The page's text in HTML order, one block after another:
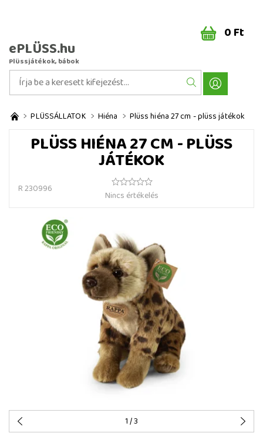
ePLÜSS.hu
Plüssjátékok, bábok
0 Ft
PLÜSSÁLLATOK Hiéna Plüss hiéna 27 cm - plüss játékok
PLÜSS HIÉNA 27 CM - PLÜSS
JÁTÉKOK
R 230996
Nincs értékelés
1/ 3